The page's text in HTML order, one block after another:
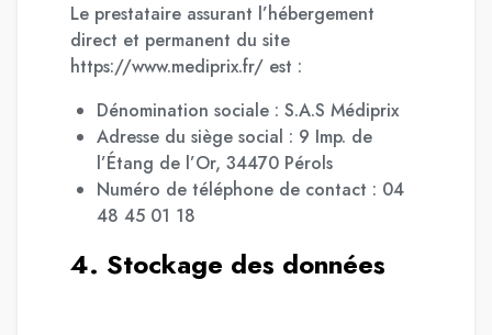
Le prestataire assurant l’hébergement
direct et permanent du site
https://www.mediprix.fr/ est :
Dénomination sociale : S.A.S Médiprix
Adresse du siège social : 9 Imp. de
l’Étang de l’Or, 34470 Pérols
Numéro de téléphone de contact : 04
48 45 01 18
4. Stockage des données